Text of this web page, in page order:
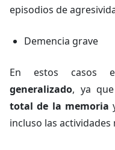
episodios de
Demencia grave
En estos casos
generalizado, ya
total de la memoria
incluso las actividades